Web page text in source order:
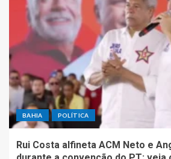
BAHIA POLÍTICA
Rui Costa alfineta ACM Neto e